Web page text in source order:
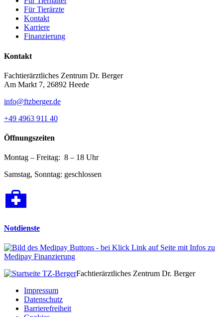
Für Tierärzte
Kontakt
Karriere
Finanzierung
Kontakt
Fachtierärztliches Zentrum Dr. Berger
Am Markt 7, 26892 Heede
info@ftzberger.de
+49 4963 911 40
Öffnungszeiten
Montag – Freitag: 8 – 18 Uhr
Samstag, Sonntag: geschlossen
Notdienste
Fachtierärztliches Zentrum Dr. Berger
Impressum
Datenschutz
Barrierefreiheit